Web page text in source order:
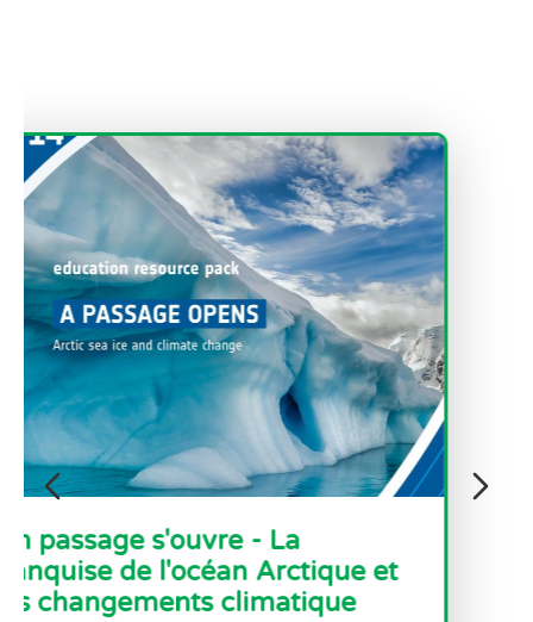
Sentinel-3 pour les océans
Découvrez comment la mission Copernicus
Sentinel-3 aide les scientifiques à comprendre la